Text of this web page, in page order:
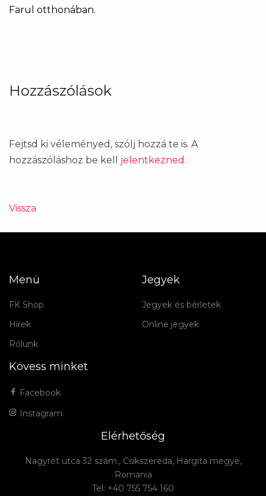
Farul otthonában.
Hozzászólások
Fejtsd ki véleményed, szólj hozzá te is. A
hozzászóláshoz be kell jelentkezned .
Vissza
Menü
FK Shop
Hírek
Rólunk
Jegyek
Jegyek és bérletek
Online jegyek
Kövess minket
Facebook
Instagram
Elérhetőség
Nagyrét utca 32 szám., Csíkszereda, Hargita megye,
Romania
Tel: +40 755 754 160